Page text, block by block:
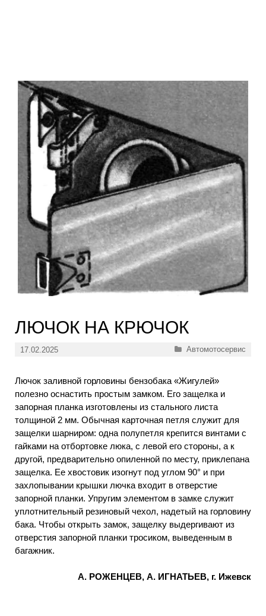
ЛЮЧОК НА КРЮЧОК
17.02.2025 Рубрики
Автомотосервис
Лючок заливной горловины бензобака «Жигулей»
полезно оснастить простым замком. Его защелка и
запорная планка изготовлены из стального листа
толщиной 2 мм. Обычная карточная петля служит для
защелки шарниром: одна полупетля крепится винтами с
гайками на отбортовке люка, с левой его стороны, а к
другой, предварительно опиленной по месту, приклепана
защелка. Ее хвостовик изогнут под углом 90° и при
захлопывании крышки лючка входит в отверстие
запорной планки. Упругим элементом в замке служит
уплотнительный резиновый чехол, надетый на горловину
бака. Чтобы открыть замок, защелку выдергивают из
отверстия запорной планки тросиком, выведенным в
багажник.
А. РОЖЕНЦЕВ, А. ИГНАТЬЕВ, г. Ижевск